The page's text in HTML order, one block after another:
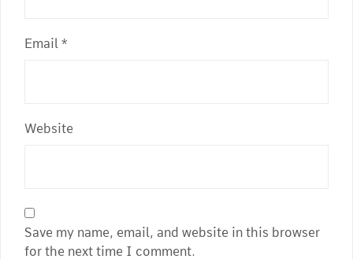
Email *
Website
Save my name, email, and website in this browser
for the next time I comment.